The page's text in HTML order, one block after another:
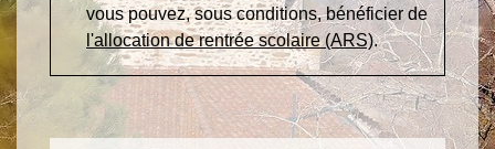
vous pouvez, sous conditions, bénéficier de
l'allocation de rentrée scolaire (ARS).